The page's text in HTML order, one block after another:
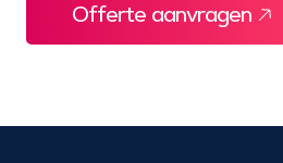
Offerte aanvragen